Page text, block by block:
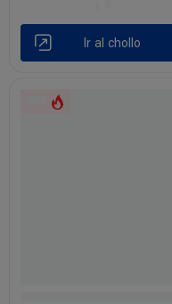
Ir al chollo